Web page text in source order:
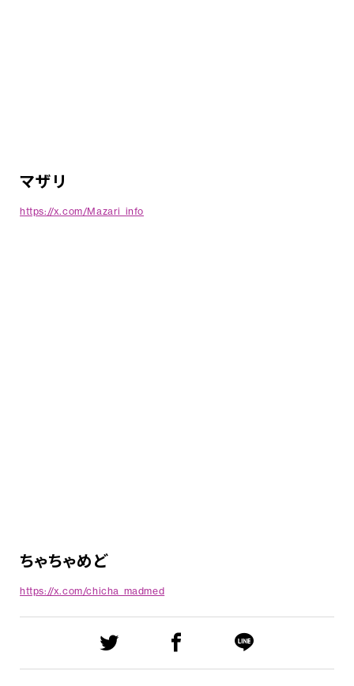
マザリ
https://x.com/Mazari_info
ちゃちゃめど
https://x.com/chicha_madmed